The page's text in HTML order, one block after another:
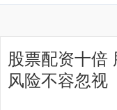
股票配资十倍
风险不容忽视